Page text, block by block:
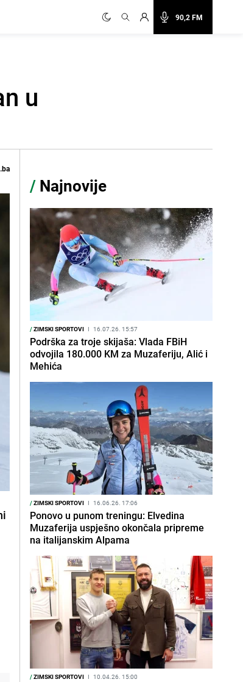
90,2 FM
u
/ Najnovije
/ZIMSKI SPORTOVI I 16.07.26. 15:57
Podrška za troje skijaša: Vlada FBiH
odvojila 180.000 KM za Muzaferiju, Alić i
Mehića
/ZIMSKI SPORTOVI I 16.06.26. 17:06
Ponovo u punom treningu: Elvedina
Muzaferija uspješno okončala pripreme
na italijanskim Alpama
/ZIMSKI SPORTOVI I 10.04.26. 15:00